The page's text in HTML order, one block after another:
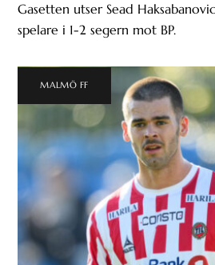
Gasetten utser Sead
spelare i 1-2 segern mot BP.
MALMÖ FF